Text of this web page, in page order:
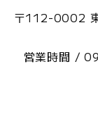
〒112-0002
営業時間 /